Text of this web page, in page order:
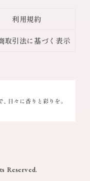
利用規約
取引法に基づく表示
Reserved.